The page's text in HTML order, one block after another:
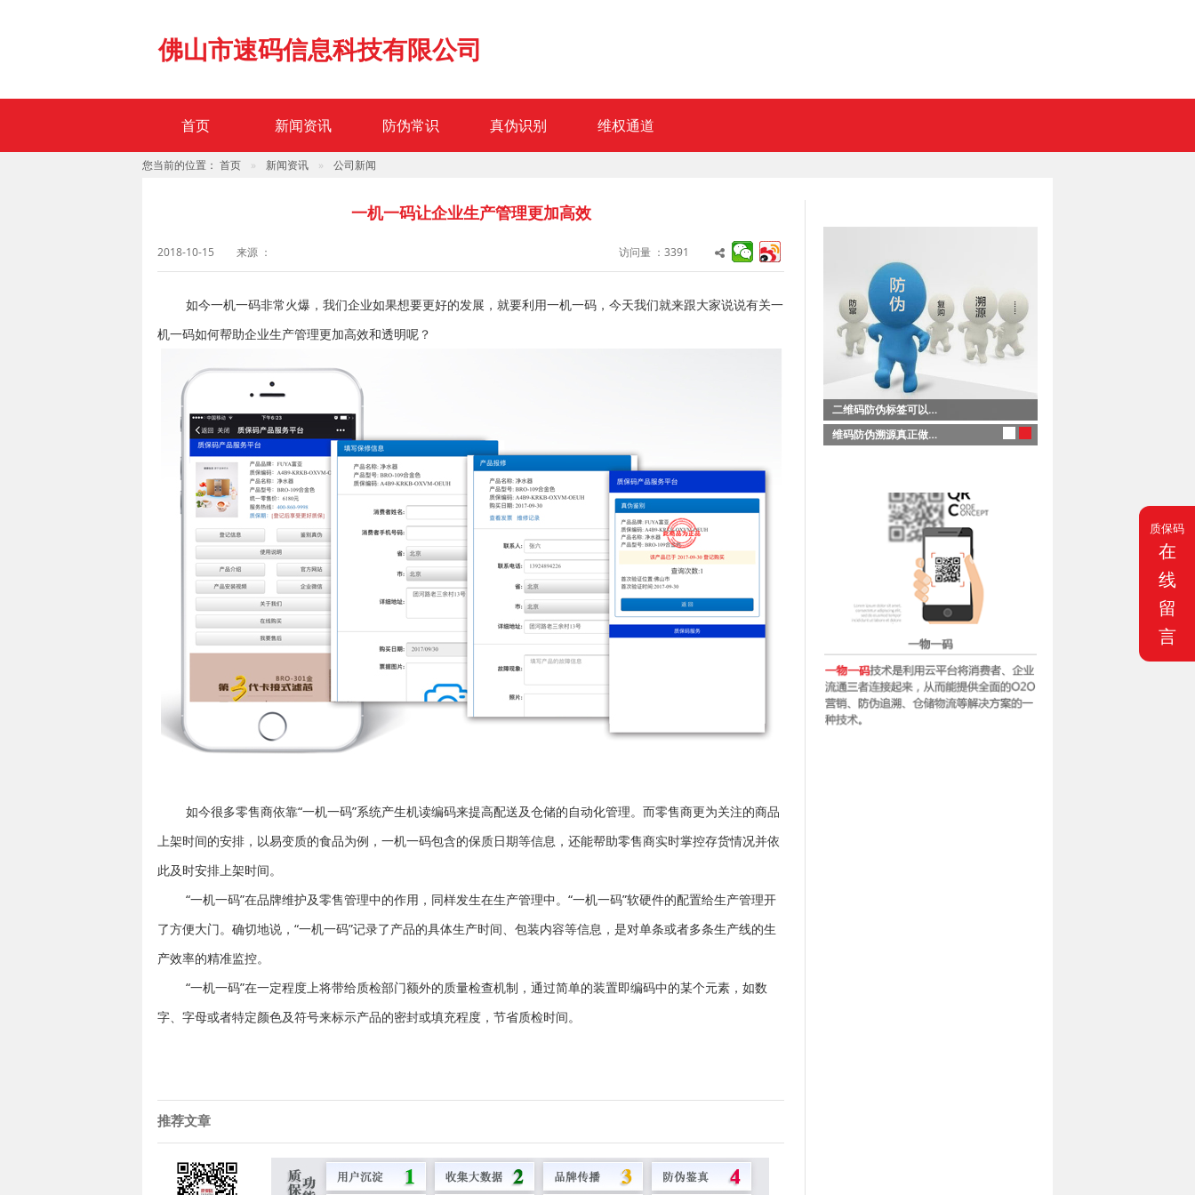
佛山市速码信息科技有限公司
首页 新闻资讯 防伪常识 真伪识别 维权通道
质保码
在
线
留
言
您当前的位置： 首页 新闻资讯 公司新闻
一机一码让企业生产管理更加高效
2018-10-15 来源 ： 访问量 ：3391
如今一机一码非常火爆，我们企业如果想要更好的发展，就要利用一机一码，今天我们就来跟大家说说有关一
机一码如何帮助企业生产管理更加高效和透明呢？
如今很多零售商依靠“一机一码”系统产生机读编码来提高配送及仓储的自动化管理。而零售商更为关注的商品
上架时间的安排，以易变质的食品为例，一机一码包含的保质日期等信息，还能帮助零售商实时掌控存货情况并依
此及时安排上架时间。
“一机一码”在品牌维护及零售管理中的作用，同样发生在生产管理中。“一机一码”软硬件的配置给生产管理开
了方便大门。确切地说，“一机一码”记录了产品的具体生产时间、包装内容等信息，是对单条或者多条生产线的生
产效率的精准监控。
“一机一码”在一定程度上将带给质检部门额外的质量检查机制，通过简单的装置即编码中的某个元素，如数
字、字母或者特定颜色及符号来标示产品的密封或填充程度，节省质检时间。
推荐文章
维码防伪溯源真正做到假货照妖镜
二维码防伪标签可以给企业带来什么好处？